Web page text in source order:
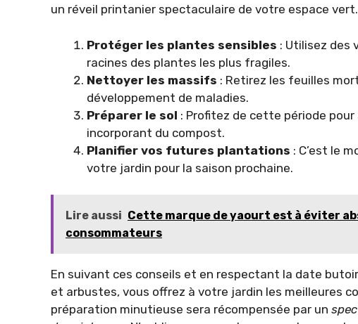
un réveil printanier spectaculaire de votre espace
Protéger les plantes sensibles : Utilisez des
racines des plantes les plus fragiles.
Nettoyer les massifs : Retirez les feuilles
développement de maladies.
Préparer le sol : Profitez de cette période
incorporant du compost.
Planifier vos futures plantations : C’est le
votre jardin pour la saison prochaine.
Lire aussi Cette marque de yaourt est à éviter
consommateurs
En suivant ces conseils et en respectant la date
et arbustes, vous offrez à votre jardin les meilleures
préparation minutieuse sera récompensée par un